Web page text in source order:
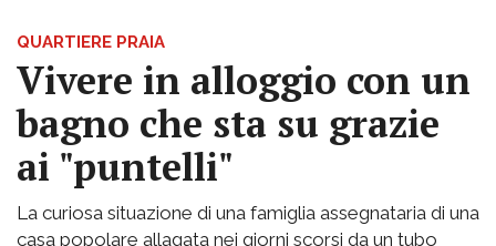
QUARTIERE PRAIA
Vivere in alloggio con un
bagno che sta su grazie
ai "puntelli"
La curiosa situazione di una famiglia assegnataria di una
casa popolare allagata nei giorni scorsi da un tubo